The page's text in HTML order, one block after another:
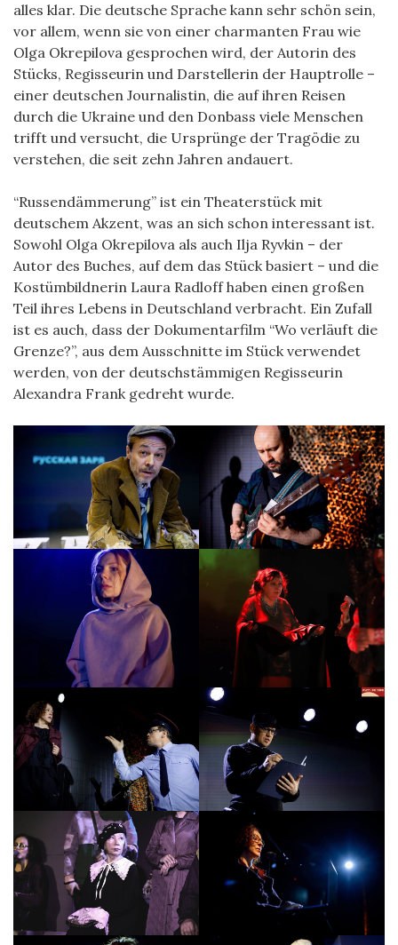
alles klar. Die deutsche Sprache kann sehr schön sein,
vor allem, wenn sie von einer charmanten Frau wie
Olga Okrepilova gesprochen wird, der Autorin des
Stücks, Regisseurin und Darstellerin der Hauptrolle –
einer deutschen Journalistin, die auf ihren Reisen
durch die Ukraine und den Donbass viele Menschen
trifft und versucht, die Ursprünge der Tragödie zu
verstehen, die seit zehn Jahren andauert.
“Russendämmerung” ist ein Theaterstück mit
deutschem Akzent, was an sich schon interessant ist.
Sowohl Olga Okrepilova als auch Ilja Ryvkin – der
Autor des Buches, auf dem das Stück basiert – und die
Kostümbildnerin Laura Radloff haben einen großen
Teil ihres Lebens in Deutschland verbracht. Ein Zufall
ist es auch, dass der Dokumentarfilm “Wo verläuft die
Grenze?”, aus dem Ausschnitte im Stück verwendet
werden, von der deutschstämmigen Regisseurin
Alexandra Frank gedreht wurde.